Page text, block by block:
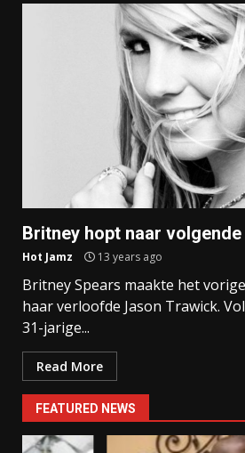
Britney hopt naar
Hot Jamz 13 years ago
Britney Spears maakte het
haar verloofde Jason Trawick.
31-jarige...
Read More
FEATURED NEWS